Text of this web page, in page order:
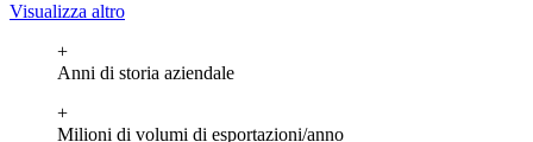
Visualizza altro
+
Anni di storia aziendale
+
Milioni di volumi di esportazioni/anno